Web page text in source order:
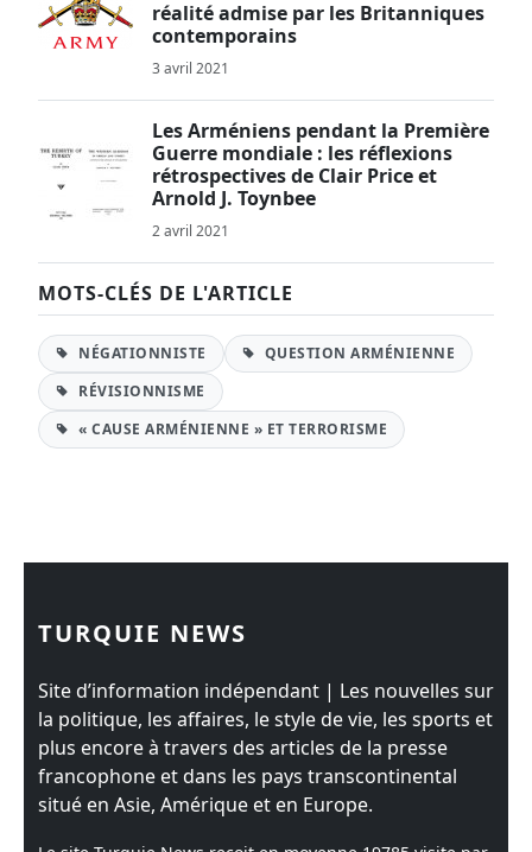
réalité admise par les Britanniques
contemporains
3 avril 2021
Les Arméniens pendant la Première
Guerre mondiale : les réflexions
rétrospectives de Clair Price et
Arnold J. Toynbee
2 avril 2021
MOTS-CLÉS DE L'ARTICLE
NÉGATIONNISTE
QUESTION ARMÉNIENNE
RÉVISIONNISME
« CAUSE ARMÉNIENNE » ET TERRORISME
TURQUIE NEWS
Site d’information indépendant | Les nouvelles sur
la politique, les affaires, le style de vie, les sports et
plus encore à travers des articles de la presse
francophone et dans les pays transcontinental
situé en Asie, Amérique et en Europe.